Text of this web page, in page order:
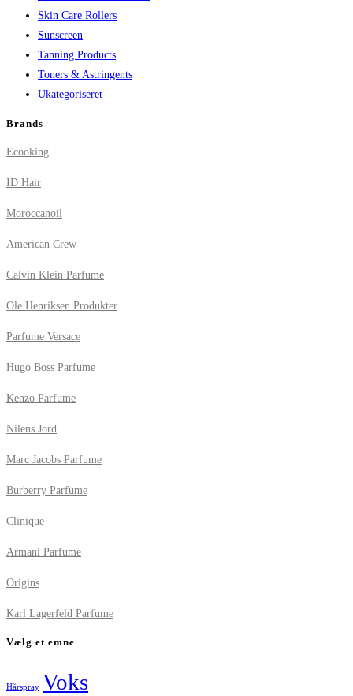
Skin Care Rollers
Sunscreen
Tanning Products
Toners & Astringents
Ukategoriseret
Brands
Ecooking
ID Hair
Moroccanoil
American Crew
Calvin Klein Parfume
Ole Henriksen Produkter
Parfume Versace
Hugo Boss Parfume
Kenzo Parfume
Nilens Jord
Marc Jacobs Parfume
Burberry Parfume
Clinique
Armani Parfume
Origins
Karl Lagerfeld Parfume
Vælg et emne
Hårspray Voks